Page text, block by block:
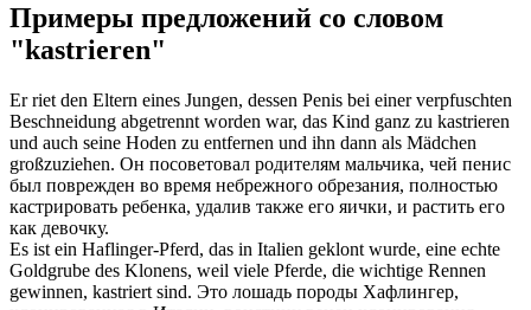
Примеры предложений со словом
"kastrieren"
Er riet den Eltern eines Jungen, dessen Penis bei einer verpfuschten
Beschneidung abgetrennt worden war, das Kind ganz zu kastrieren
und auch seine Hoden zu entfernen und ihn dann als Mädchen
großzuziehen. Он посоветовал родителям мальчика, чей пенис
был поврежден во время небрежного обрезания, полностью
кастрировать ребенка, удалив также его яички, и растить его
как девочку.
Es ist ein Haflinger-Pferd, das in Italien geklont wurde, eine echte
Goldgrube des Klonens, weil viele Pferde, die wichtige Rennen
gewinnen, kastriert sind. Это лошадь породы Хафлингер,